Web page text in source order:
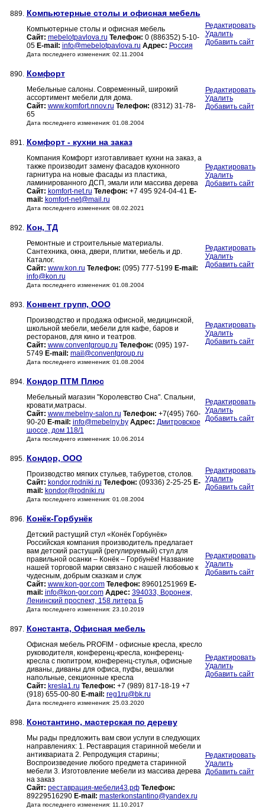
889. Компьютерные столы и офисная мебель
Компьютерные столы и офисная мебель
Сайт: mebelotpavlova.ru Телефон: 0 (886352) 5-10-
05 E-mail: info@mebelotpavlova.ru Адрес: Россия
Дата последнего изменения: 02.11.2004
Редактировать
Удалить
Добавить сайт
890. Комфорт
Мебельные салоны. Современный, широкий
ассортимент мебели для дома.
Сайт: www.komfort.nnov.ru Телефон: (8312) 31-78-
65
Дата последнего изменения: 01.08.2004
Редактировать
Удалить
Добавить сайт
891. Комфорт - кухни на заказ
Компания Комфорт изготавливает кухни на заказ, а
также производит замену фасадов кухонного
гарнитура на новые фасады из пластика,
ламинированного ДСП, эмали или массива дерева
Сайт: komfort-net.ru Телефон: +7 495 924-04-41 E-
mail: komfort-net@mail.ru
Дата последнего изменения: 08.02.2021
Редактировать
Удалить
Добавить сайт
892. Кон, ТД
Ремонтные и строительные материалы.
Сантехника, окна, двери, плитки, мебель и др.
Каталог.
Сайт: www.kon.ru Телефон: (095) 777-5199 E-mail:
info@kon.ru
Дата последнего изменения: 01.08.2004
Редактировать
Удалить
Добавить сайт
893. Конвент групп, ООО
Производство и продажа офисной, медицинской,
школьной мебели, мебели для кафе, баров и
ресторанов, для кино и театров.
Сайт: www.conventgroup.ru Телефон: (095) 197-
5749 E-mail: mail@conventgroup.ru
Дата последнего изменения: 01.08.2004
Редактировать
Удалить
Добавить сайт
894. Кондор ПТМ Плюс
Мебельный магазин "Королевство Сна". Спальни,
кровати,матрасы.
Сайт: www.mebelny-salon.ru Телефон: +7(495) 760-
90-20 E-mail: info@mebelny.by Адрес: Дмитровское
шоссе, дом 118/1
Дата последнего изменения: 10.06.2014
Редактировать
Удалить
Добавить сайт
895. Кондор, ООО
Производство мягких стульев, табуретов, столов.
Сайт: kondor.rodniki.ru Телефон: (09336) 2-25-25 E-
mail: kondor@rodniki.ru
Дата последнего изменения: 01.08.2004
Редактировать
Удалить
Добавить сайт
896. Конёк-Горбунёк
Детский растущий стул «Конёк Горбунёк»
Российская компания производитель предлагает
вам детский растущий (регулируемый) стул для
правильной осанки – Конёк – Горбунёк! Название
нашей торговой марки связано с нашей любовью к
чудесным, добрым сказкам и служ
Сайт: www.kon-gor.com Телефон: 89601251969 E-
mail: info@kon-gor.com Адрес: 394033, Воронеж,
Ленинский проспект, 158 литера Б
Дата последнего изменения: 23.10.2019
Редактировать
Удалить
Добавить сайт
897. Константа, Офисная мебель
Офисная мебель PROFIM - офисные кресла, кресло
руководителя, конференц-кресла, конференц-
кресла с пюпитром, конференц-стулья, офисные
диваны, диваны для офиса, пуфы, вешалки
напольные, секционные кресла
Сайт: kresla1.ru Телефон: +7 (989) 817-18-19 +7
(918) 655-00-80 E-mail: reg1ru@bk.ru
Дата последнего изменения: 25.03.2020
Редактировать
Удалить
Добавить сайт
898. Константино, мастерская по дереву
Мы рады предложить вам свои услуги в следующих
направлениях: 1. Реставрация старинной мебели и
антиквариата 2. Репродукция старины;
Воспроизведение любого предмета старинной
мебели 3. Изготовление мебели из массива дерева
на заказ
Сайт: реставрация-мебели43.рф Телефон:
89229516290 E-mail: masterkonstantino@yandex.ru
Дата последнего изменения: 11.10.2017
Редактировать
Удалить
Добавить сайт